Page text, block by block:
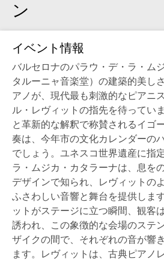
ン
イベント情報
バルセロナのパラウ・デ・ラ・ム
タルーニャ音楽堂）の建築的美し
アノが、現代最も刺激的なピアニ
ル・レヴィットの指先を待ってい
と革新的な解釈で称賛されるイゴ
奏は、今年市の文化カレンダーの
でしょう。ユネスコ世界遺産に指
ラ・ムジカ・カタラーナは、息を
デザインで知られ、レヴィットの
ふさわしい音響と舞台を提供しま
ットがステージに立つ瞬間、観客
誘われ、この象徴的な会場のステ
ザイクの間で、それぞれの音が響
ます。レヴィットは、古典ピアノ